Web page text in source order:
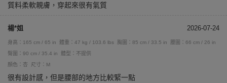
質料柔軟親膚，穿起來很有氣質
楊*姐 2026-07-24
身高：165 cm / 65 in 體重：47 kg / 103.6 lbs 胸圍：85 cm / 33.5 in
腰圍：66 cm / 26 in
臀圍：90 cm / 35.4 in
體型：不提供
顏色：杏
尺寸：M
很有設計感，但是腰部的地方比較緊一點